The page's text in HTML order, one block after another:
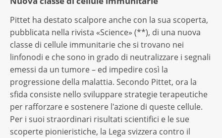
Pittet ha destato scalpore anche con la sua scoperta,
pubblicata nella rivista «Science» (**), di una nuova
classe di cellule immunitarie che si trovano nei
linfonodi e che sono in grado di neutralizzare i segnali
emessi da un tumore – ed impedire così la
progressione della malattia. Secondo Pittet, ora la
sfida consiste nello sviluppare strategie terapeutiche
per rafforzare e sostenere l'azione di queste cellule.
Per i suoi straordinari risultati scientifici e le sue
scoperte pionieristiche, la Lega svizzera contro il